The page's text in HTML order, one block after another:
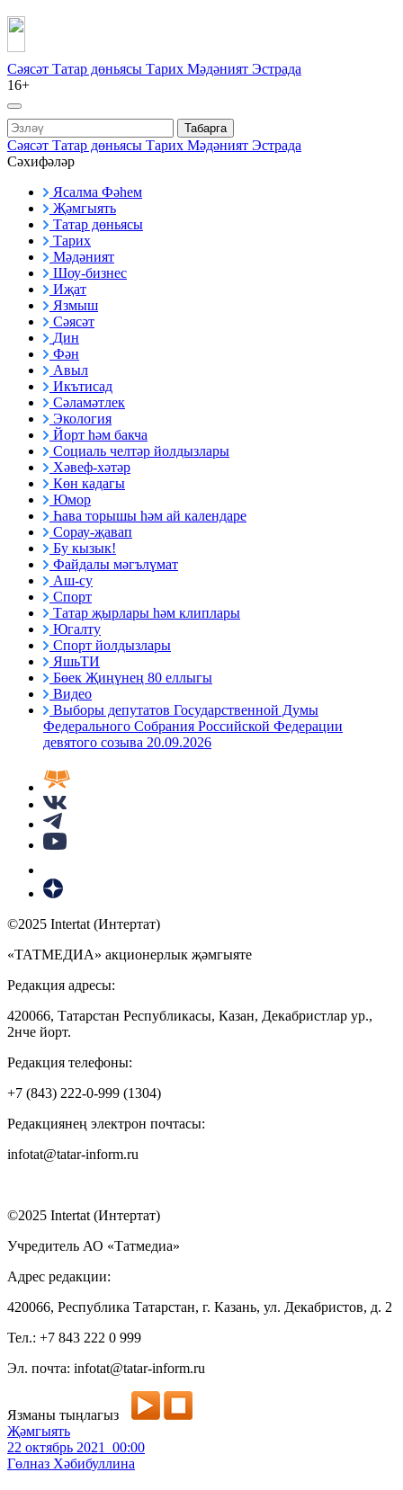
Сәясәт Татар дөньясы Тарих Мәдәният Эстрада
16+
Табарга
Сәясәт Татар дөньясы Тарих Мәдәният Эстрада
Сәхифәләр
Ясалма Фәһем
Җәмгыять
Татар дөньясы
Тарих
Мәдәният
Шоу-бизнес
Иҗат
Язмыш
Сәясәт
Дин
Фән
Авыл
Икътисад
Сәламәтлек
Экология
Йорт һәм бакча
Социаль челтәр йолдызлары
Хәвеф-хәтәр
Көн кадагы
Юмор
Һава торышы һәм ай календаре
Сорау-җавап
Бу кызык!
Файдалы мәгълүмат
Аш-су
Спорт
Татар җырлары һәм клиплары
Югалту
Спорт йолдызлары
ЯшьТИ
Бөек Җиңүнең 80 еллыгы
Видео
Выборы депутатов Государственной Думы
Федерального Собрания Российской Федерации
девятого созыва 20.09.2026
©2025 Intertat (Интертат)
«ТАТМЕДИА» акционерлык җәмгыяте
Редакция адресы:
420066, Татарстан Республикасы, Казан, Декабристлар ур.,
2нче йорт.
Редакция телефоны:
+7 (843) 222-0-999 (1304)
Редакциянең электрон почтасы:
infotat@tatar-inform.ru
©2025 Intertat (Интертат)
Учредитель АО «Татмедиа»
Адрес редакции:
420066, Республика Татарстан, г. Казань, ул. Декабристов, д. 2
Тел.: +7 843 222 0 999
Эл. почта: infotat@tatar-inform.ru
Язманы тыңлагыз
Җәмгыять
22 октябрь 2021 00:00
Гөлназ Хәбибуллина